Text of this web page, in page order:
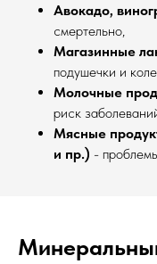
Авокадо,
смертельно,
Магазинные
подушечки и
Молочные
риск
Мясные
и пр.) -